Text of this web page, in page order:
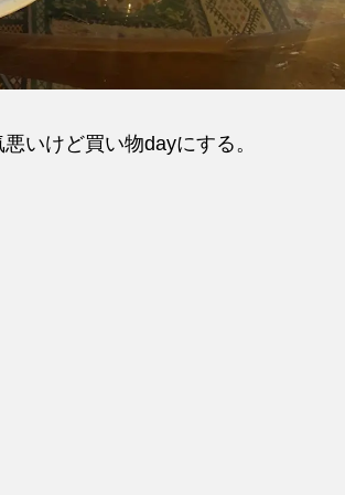
いけど買い物dayにする。